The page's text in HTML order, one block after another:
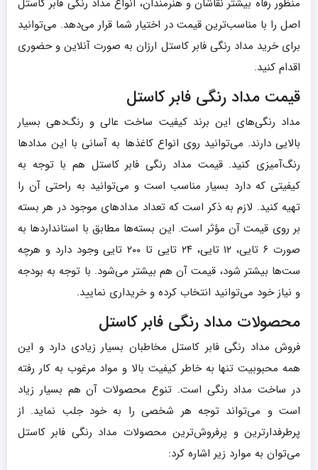
اصل را با مناسب‌ترین قیمت در اختیار شما قرار می‌دهد. می‌توانید
برای خرید مداد رنگی فابر کاستل ارزان به صورت آنلاین و حضوری
اقدام کنید.
قیمت مداد رنگی فابر کاستل
مداد رنگی‌های این برند کیفیت ساخت عالی و رنگ‌دهی بسیار
بالایی دارند. می‌توانید روی انواع کاغذها به آسانی با این مدادها
رنگ‌آمیزی کنید. قیمت مداد رنگی فابر کاستل هم با توجه به
کیفیتی که دارد بسیار مناسب است و می‌توانید به راحتی آن را
تهیه کنید. لازم به ذکر است که تعداد مدادهای موجود در هر بسته
بر روی قیمت آن مؤثر است. این بسته‌ها مطابق با استانداردها به
صورت ۶ تایی، ۱۲ تایی، ۲۴ تایی تا ۲۰۰ تایی وجود دارد و هرچه
ست‌ها بیشتر شود، قیمت آن هم بیشتر می‌شود. با توجه به بودجه
و نیاز خود می‌توانید انتخاب کرده و خریداری نمایید.
محصولات مداد رنگی فابر کاستل
فروش مداد رنگی فابر کاستل مخاطبان بسیار زیادی دارد و این
همه محبوبیت تنها به خاطر کیفیت بالا و مواد مرغوب به کار رفته
در ساخت مداد رنگی است. تنوع محصولات آن هم بسیار زیاد
است و می‌تواند توجه هر شخصی را به خود جلب نماید. از
پرطرفدارترین و پرفروش‌ترین محصولات مداد رنگی فابر کاستل
می‌توان به موارد زیر اشاره کرد: